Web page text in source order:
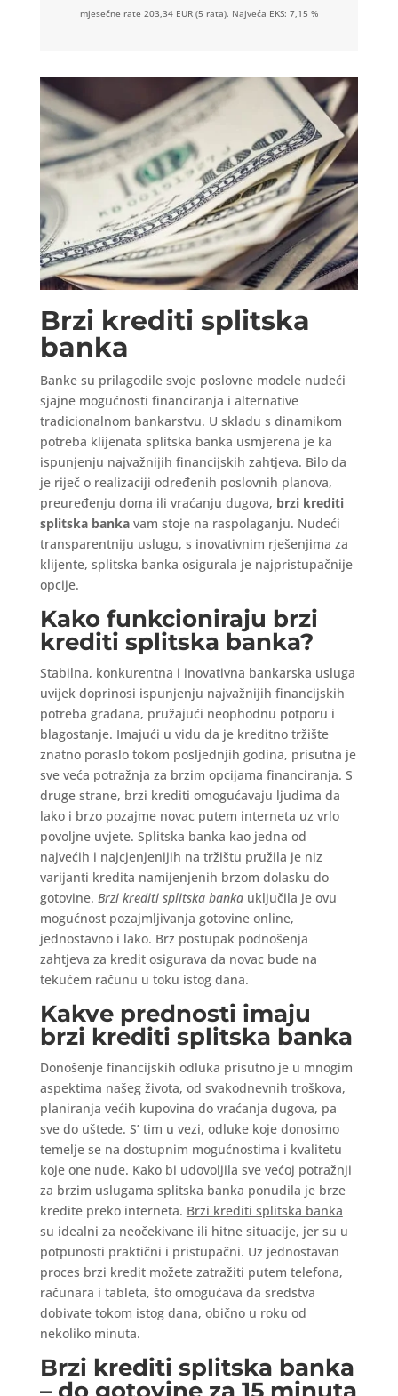
mjesečne rate 203,34 EUR (5 rata). Najveća EKS: 7,15 %
Brzi krediti splitska
banka
Banke su prilagodile svoje poslovne modele nudeći
sjajne mogućnosti financiranja i alternative
tradicionalnom bankarstvu. U skladu s dinamikom
potreba klijenata splitska banka usmjerena je ka
ispunjenju najvažnijih financijskih zahtjeva. Bilo da
je riječ o realizaciji određenih poslovnih planova,
preuređenju doma ili vraćanju dugova, brzi krediti
splitska bankavam stoje na raspolaganju. Nudeći
transparentniju uslugu, s inovativnim rješenjima za
klijente, splitska banka osigurala je najpristupačnije
opcije.
Kako funkcioniraju brzi
krediti splitska banka?
Stabilna, konkurentna i inovativna bankarska usluga
uvijek doprinosi ispunjenju najvažnijih financijskih
potreba građana, pružajući neophodnu potporu i
blagostanje. Imajući u vidu da je kreditno tržište
znatno poraslo tokom posljednjih godina, prisutna je
sve veća potražnja za brzim opcijama financiranja. S
druge strane, brzi krediti omogućavaju ljudima da
lako i brzo pozajme novac putem interneta uz vrlo
povoljne uvjete. Splitska banka kao jedna od
najvećih i najcjenjenijih na tržištu pružila je niz
varijanti kredita namijenjenih brzom dolasku do
gotovine. Brzi krediti splitska bankauključila je ovu
mogućnost pozajmljivanja gotovine online,
jednostavno i lako. Brz postupak podnošenja
zahtjeva za kredit osigurava da novac bude na
tekućem računu u toku istog dana.
Kakve prednosti imaju
brzi krediti splitska banka
Donošenje financijskih odluka prisutno je u mnogim
aspektima našeg života, od svakodnevnih troškova,
planiranja većih kupovina do vraćanja dugova, pa
sve do uštede. S’ tim u vezi, odluke koje donosimo
temelje se na dostupnim mogućnostima i kvalitetu
koje one nude. Kako bi udovoljila sve većoj potražnji
za brzim uslugama splitska banka ponudila je brze
kredite preko interneta. Brzi krediti splitska banka
su idealni za neočekivane ili hitne situacije, jer su u
potpunosti praktični i pristupačni. Uz jednostavan
proces brzi kredit možete zatražiti putem telefona,
računara i tableta, što omogućava da sredstva
dobivate tokom istog dana, obično u roku od
nekoliko minuta.
Brzi krediti splitska banka